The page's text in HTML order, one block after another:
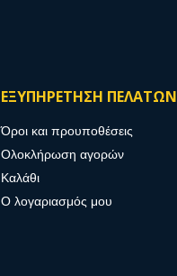
ΕΞΥΠΗΡΕΤΗΣΗ ΠΕΛΑΤΩΝ
Όροι και προυποθέσεις
Ολοκλήρωση αγορών
Καλάθι
Ο λογαριασμός μου